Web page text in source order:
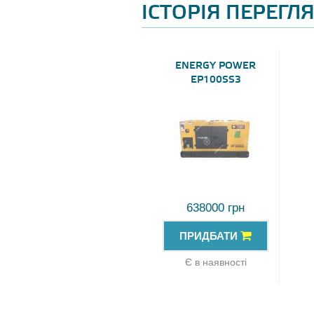
ІСТОРІЯ
ENERGY POWER
EP100SS3
638000 грн
ПРИДБАТИ
Є в наявності